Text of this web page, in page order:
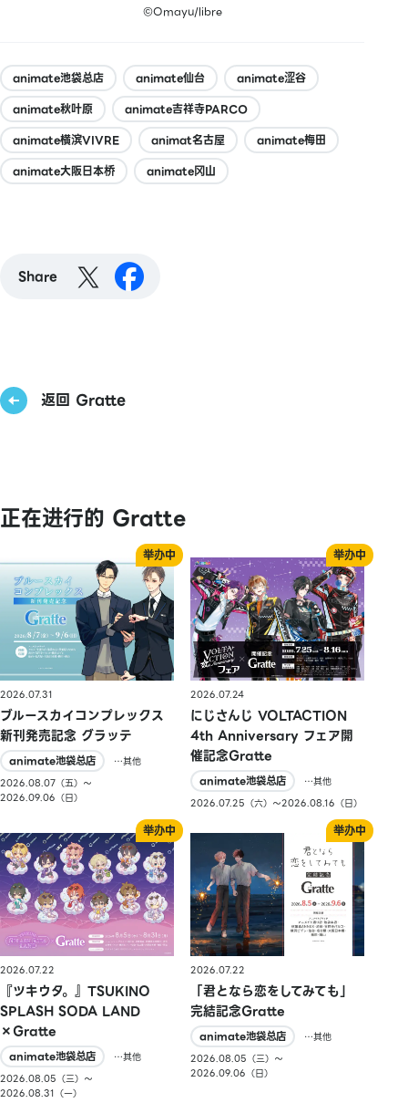
©Omayu/libre
animate池袋总店 animate仙台
animate涩谷
animate秋叶原
animate吉祥寺PARCO
animate横滨VIVRE
animat名古屋
animate梅田
animate大阪日本桥
animate冈山
Share
返回 Gratte
正在进行的 Gratte
2026.07.31
ブルースカイコンプレックス
新刊発売記念 グラッテ
animate池袋总店
…其他
2026.08.07（五）〜
2026.09.06（日）
2026.07.24
にじさんじ VOLTACTION
4th Anniversary フェア開
催記念Gratte
animate池袋总店
…其他
2026.07.25（六）〜2026.08.16（日）
2026.07.22
『ツキウタ。』TSUKINO
SPLASH SODA LAND
×Gratte
animate池袋总店
…其他
2026.08.05（三）〜
2026.08.31（一）
2026.07.22
「君となら恋をしてみても」
完結記念Gratte
animate池袋总店
…其他
2026.08.05（三）〜
2026.09.06（日）